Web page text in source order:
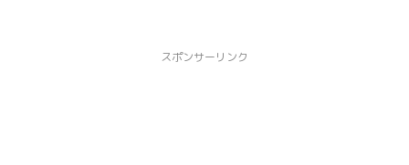
スポンサーリンク